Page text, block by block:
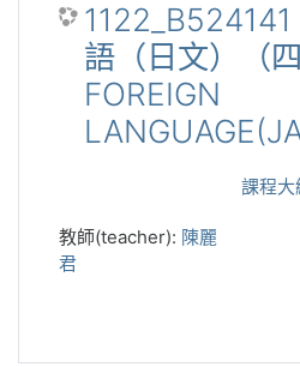
語（日文）（
FOREIGN
課程
教師(teacher): 陳麗
君